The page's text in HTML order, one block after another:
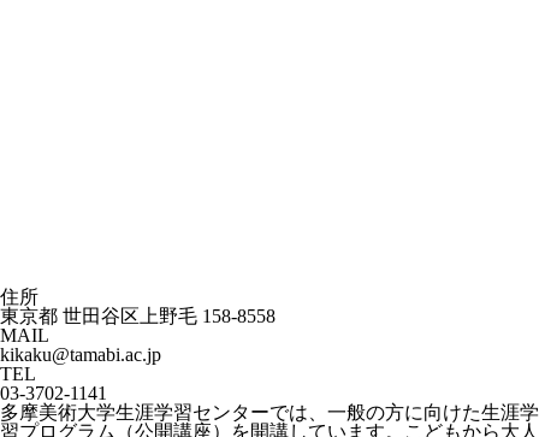
住所
東京都 世田谷区上野毛 158-8558
MAIL
kikaku@tamabi.ac.jp
TEL
03-3702-1141
多摩美術大学生涯学習センターでは、一般の方に向けた生涯学
習プログラム（公開講座）を開講しています。こどもから大人